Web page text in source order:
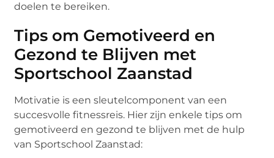
doelen te bereiken.
Tips om Gemotiveerd en
Gezond te Blijven met
Sportschool Zaanstad
Motivatie is een sleutelcomponent van een
succesvolle fitnessreis. Hier zijn enkele tips om
gemotiveerd en gezond te blijven met de hulp
van Sportschool Zaanstad: